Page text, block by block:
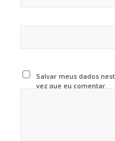
Salvar meus dados
vez que eu comentar.